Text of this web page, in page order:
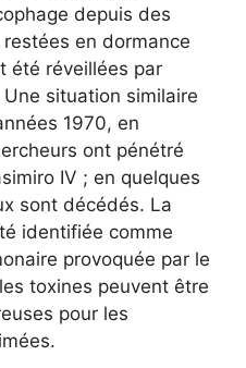
depuis des
en dormance
été réveillées par
situation similaire
1970, en
ont pénétré
IV ; en quelques
sont décédés. La
identifiée comme
provoquée par le
toxines peuvent être
pour les